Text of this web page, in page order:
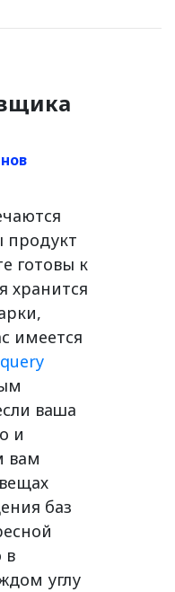
продукт
готовы к
хранится
имеется
ваша
и
вам
баз
в
углу